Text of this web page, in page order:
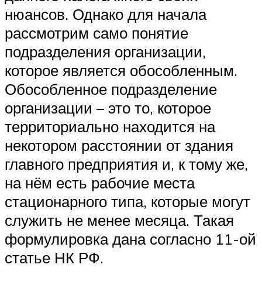
нюансов. Однако для начала
рассмотрим само понятие
подразделения организации,
которое является обособленным.
Обособленное подразделение
организации – это то, которое
территориально находится на
некотором расстоянии от здания
главного предприятия и, к тому же,
на нём есть рабочие места
стационарного типа, которые могут
служить не менее месяца. Такая
формулировка дана согласно 11-ой
статье НК РФ.